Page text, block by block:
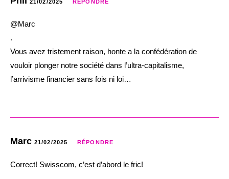
21/02/2025 RÉPONDRE
@Marc
.
Vous avez tristement raison, honte a la confédération de
vouloir plonger notre société dans l’ultra-capitalisme,
l’arrivisme financier sans fois ni loi…
Marc 21/02/2025 RÉPONDRE
Correct! Swisscom, c’est d’abord le fric!